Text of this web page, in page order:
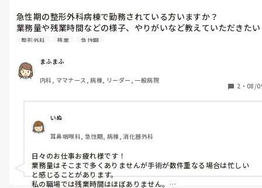
急性期の整形外科病棟で勤務されている方いますか？
業務量や残業時間などの様子、やりがいなど教えていただきたい
です。よろしくお願いします。
整形外科 残業 急性期
まふまふ
内科, ママナース, 病棟, リーダー, 一般病院
2 ・ 08/
いぬ
耳鼻咽喉科, 急性期, 病棟, 消化器外科
日々のお仕事お疲れ様です！
業務量はそこまで多くありませんが手術が数件重なる場合は忙しい
と感じることがあります。
私の職場では残業時間はほぼありません。